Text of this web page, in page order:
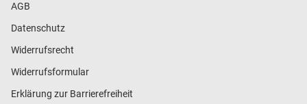
AGB
Datenschutz
Widerrufsrecht
Widerrufsformular
Erklärung zur Barrierefreiheit